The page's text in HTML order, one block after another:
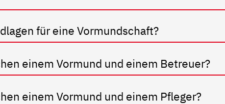
für eine Vormundschaft?
einem Vormund und einem Betreuer?
einem Vormund und einem Pfleger?